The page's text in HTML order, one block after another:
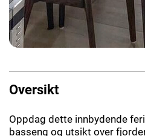
Oversikt
Oppdag dette innbydende
basseng og utsikt over